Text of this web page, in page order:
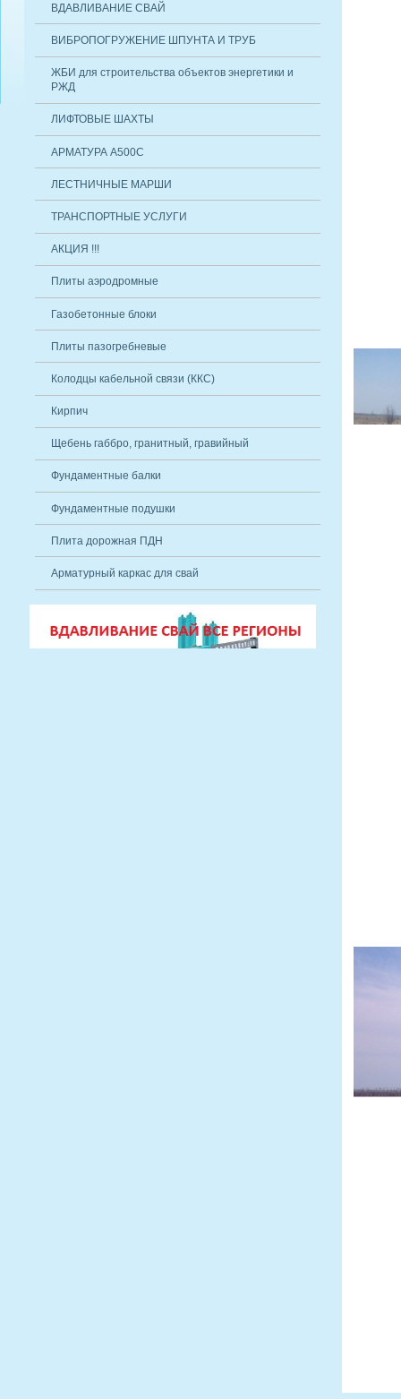
ВДАВЛИВАНИЕ СВАЙ
ВИБРОПОГРУЖЕНИЕ ШПУНТА И ТРУБ
ЖБИ для строительства объектов энергетики и
РЖД
ЛИФТОВЫЕ ШАХТЫ
АРМАТУРА А500С
ЛЕСТНИЧНЫЕ МАРШИ
ТРАНСПОРТНЫЕ УСЛУГИ
АКЦИЯ !!!
Плиты аэродромные
Газобетонные блоки
Плиты пазогребневые
Колодцы кабельной связи (ККС)
Кирпич
Щебень габбро, гранитный, гравийный
Фундаментные балки
Фундаментные подушки
Плита дорожная ПДН
Арматурный каркас для свай